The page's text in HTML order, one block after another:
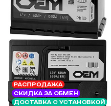
РАСПРОДАЖА
СКИДКА ЗА ОБМЕН
ДОСТАВКА С УСТАНОВКОЙ